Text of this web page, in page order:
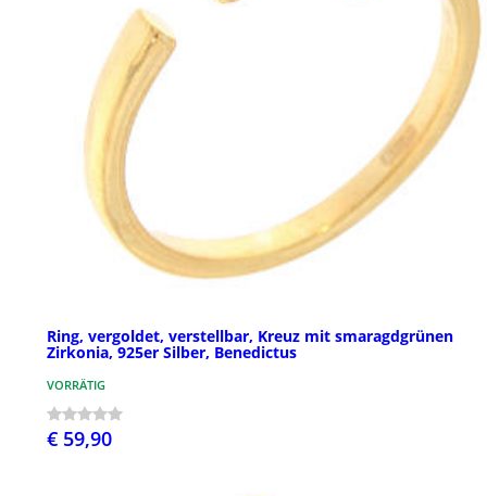
Ring, vergoldet, verstellbar, Kreuz mit smaragdgrünen
Zirkonia, 925er Silber, Benedictus
VORRÄTIG
€ 59,90